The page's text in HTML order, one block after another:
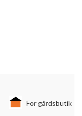
För gårdsbutik